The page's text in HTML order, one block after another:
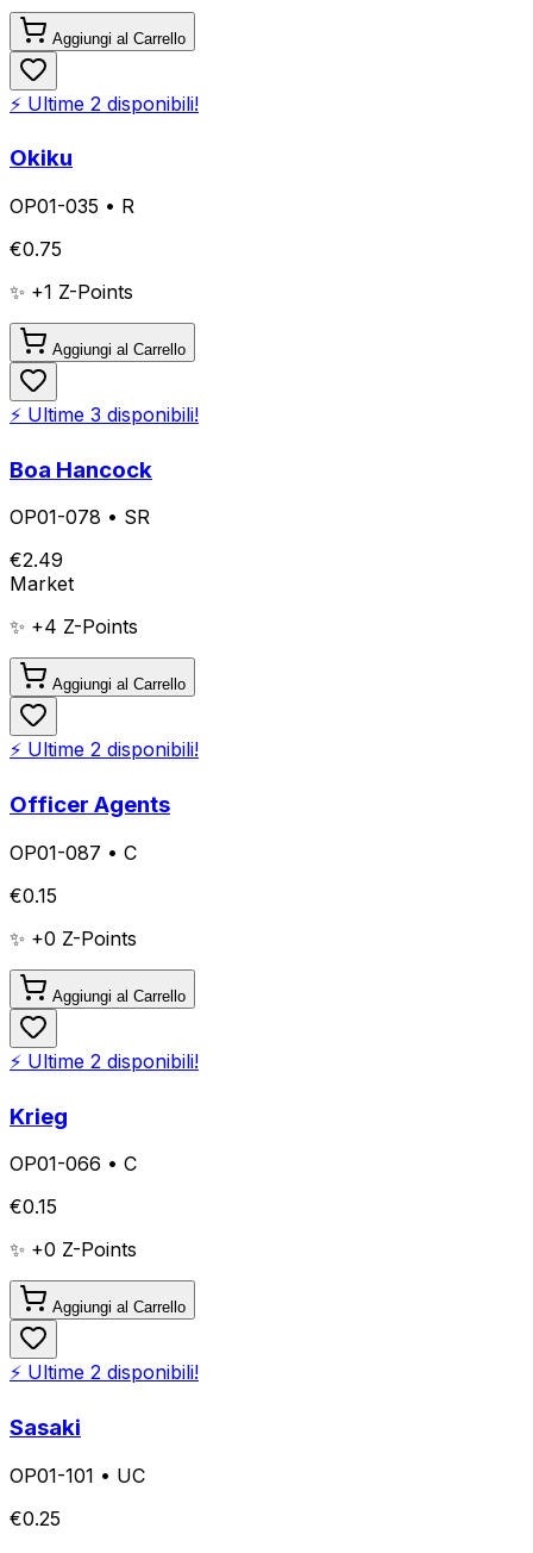
Aggiungi al Carrello
⚡ Ultime 2 disponibili!
Okiku
OP01-035 • R
€0.75
✨ +1 Z-Points
Aggiungi al Carrello
⚡ Ultime 3 disponibili!
Boa Hancock
OP01-078 • SR
€2.49
Market
✨ +4 Z-Points
Aggiungi al Carrello
⚡ Ultime 2 disponibili!
Officer Agents
OP01-087 • C
€0.15
✨ +0 Z-Points
Aggiungi al Carrello
⚡ Ultime 2 disponibili!
Krieg
OP01-066 • C
€0.15
✨ +0 Z-Points
Aggiungi al Carrello
⚡ Ultime 2 disponibili!
Sasaki
OP01-101 • UC
€0.25